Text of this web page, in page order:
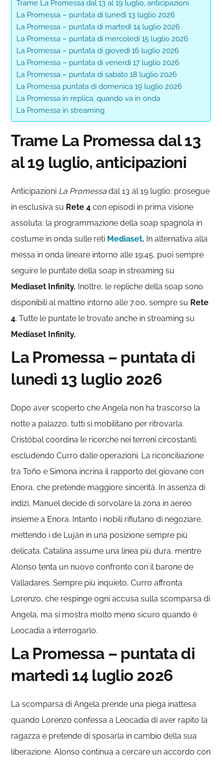
Trame La Promessa dal 13 al 19 luglio, anticipazioni
La Promessa – puntata di lunedì 13 luglio 2026
La Promessa – puntata di martedì 14 luglio 2026
La Promessa – puntata di mercoledì 15 luglio 2026
La Promessa – puntata di giovedì 16 luglio 2026
La Promessa – puntata di venerdì 17 luglio 2026
La Promessa – puntata di sabato 18 luglio 2026
La Promessa puntata di domenica 19 luglio 2026
La Promessa in replica, quando va in onda
La Promessa in streaming
Trame La Promessa dal 13
al 19 luglio, anticipazioni
Anticipazioni La Promessa dal 13 al 19 luglio: prosegue
in esclusiva su Rete 4 con episodi in prima visione
assoluta; la programmazione della soap spagnola in
costume in onda sulle reti Mediaset. In alternativa alla
messa in onda lineare intorno alle 19:45, puoi sempre
seguire le puntate della soap in streaming su
Mediaset Infinity. Inoltre, le repliche della soap sono
disponibili al mattino intorno alle 7.00, sempre su Rete
4. Tutte le puntate le trovate anche in streaming su
Mediaset Infinity.
La Promessa – puntata di
lunedì 13 luglio 2026
Dopo aver scoperto che Angela non ha trascorso la
notte a palazzo, tutti si mobilitano per ritrovarla.
Cristóbal coordina le ricerche nei terreni circostanti,
escludendo Curro dalle operazioni. La riconciliazione
tra Toño e Simona incrina il rapporto del giovane con
Enora, che pretende maggiore sincerità. In assenza di
indizi, Manuel decide di sorvolare la zona in aereo
insieme a Enora. Intanto i nobili rifiutano di negoziare,
mettendo i de Luján in una posizione sempre più
delicata. Catalina assume una linea più dura, mentre
Alonso tenta un nuovo confronto con il barone de
Valladares. Sempre più inquieto, Curro affronta
Lorenzo, che respinge ogni accusa sulla scomparsa di
Angela, ma si mostra molto meno sicuro quando è
Leocadia a interrogarlo.
La Promessa – puntata di
martedì 14 luglio 2026
La scomparsa di Angela prende una piega inattesa
quando Lorenzo confessa a Leocadia di aver rapito la
ragazza e pretende di sposarla in cambio della sua
liberazione. Alonso continua a cercare un accordo con